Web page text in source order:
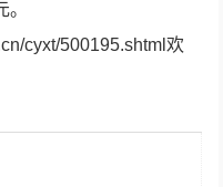
cyxt/500195.shtml欢